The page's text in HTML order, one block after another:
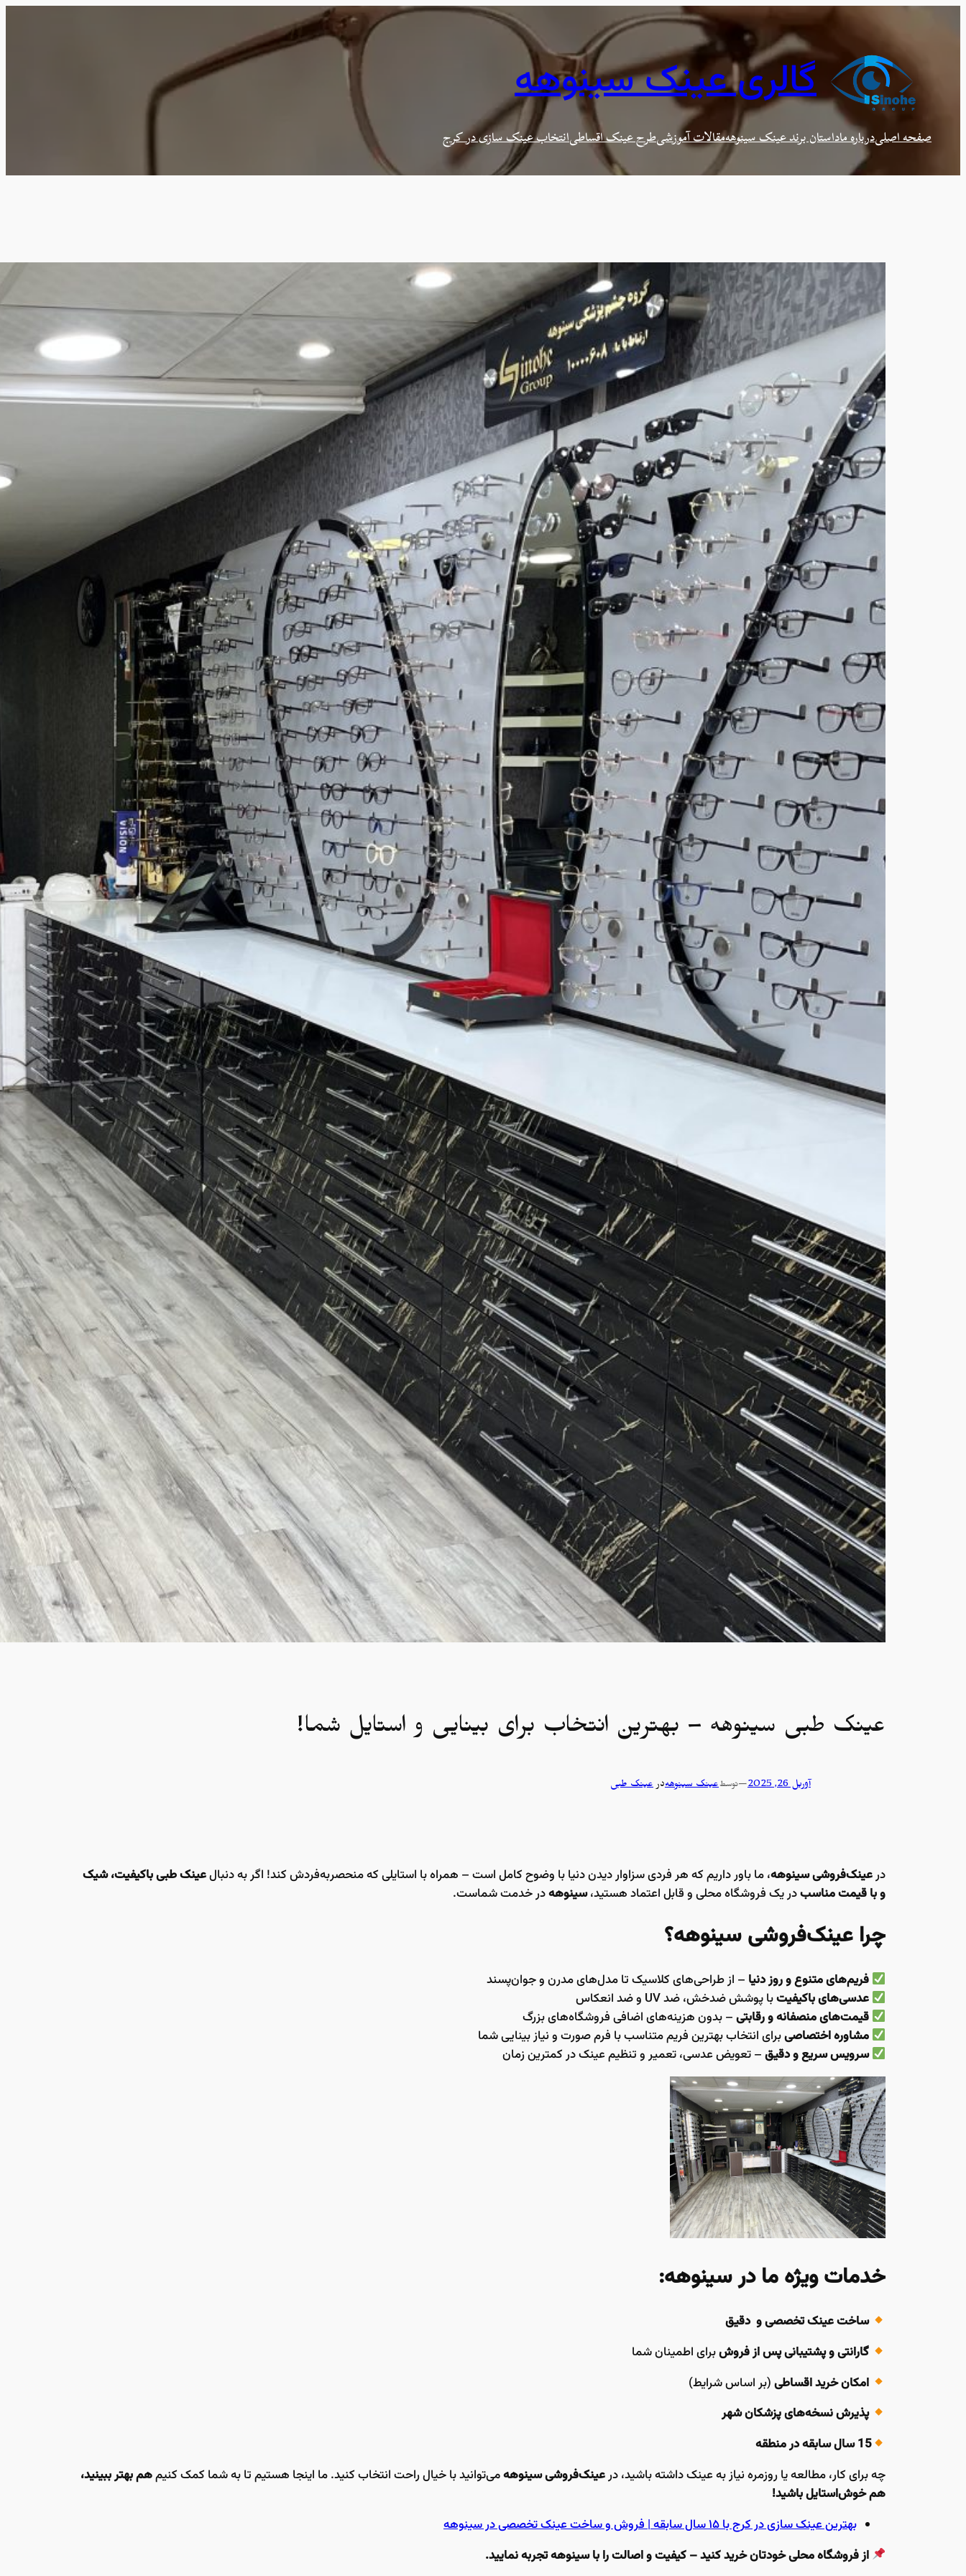
گالری عینک سینوهه
صفحه اصلیدرباره ماداستان برند عینک سینوههمقالات آموزشیطرح عینک اقساطیانتخاب عینک سازی در کرج
عینک طبی سینوهه – بهترین انتخاب برای بینایی و استایل شما!
آوریل 26, 2025 —توسطعینک سینوههدرعینک طبی
درعینک‌فروشی سینوهه، ما باور داریم که هر فردی سزاوار دیدن دنیا با وضوح کامل است – همراه با استایلی که منحصربه‌فردش کند! اگر به دنبالعینک طبی باکیفیت، شیک
و با قیمت مناسبدر یک فروشگاه محلی و قابل اعتماد هستید،سینوههدر خدمت شماست.
چرا عینک‌فروشی سینوهه؟
فریم‌های متنوع و روز دنیا – از طراحی‌های کلاسیک تا مدل‌های مدرن و جوان‌پسند
عدسی‌های باکیفیتبا پوشش ضدخش، ضد UV و ضد انعکاس
قیمت‌های منصفانه و رقابتی– بدون هزینه‌های اضافی فروشگاه‌های بزرگ
مشاوره اختصاصیبرای انتخاب بهترین فریم متناسب با فرم صورت و نیاز بینایی شما
سرویس سریع و دقیق– تعویض عدسی، تعمیر و تنظیم عینک در کمترین زمان
خدمات ویژه ما در سینوهه:
ساخت عینک تخصصی و دقیق
گارانتی و پشتیبانی پس از فروشبرای اطمینان شما
امکان خرید اقساطی(بر اساس شرایط)
پذیرش نسخه‌های پزشکان شهر
15 سال سابقه در منطقه
چه برای کار، مطالعه یا روزمره نیاز به عینک داشته باشید، درعینک‌فروشی سینوههمی‌توانید با خیال راحت انتخاب کنید. ما اینجا هستیم تا به شما کمک کنیمهم بهتر ببینید،
هم خوش‌استایل باشید!
بهترین عینک سازی در کرج با ۱۵ سال سابقه | فروش و ساخت عینک تخصصی در سینوهه
از فروشگاه محلی خودتان خرید کنید – کیفیت و اصالت را با سینوهه تجربه نمایید.